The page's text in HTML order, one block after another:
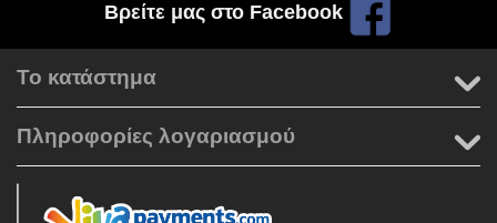
Βρείτε μας στο Facebook
Το κατάστημα
Πληροφορίες λογαριασμού